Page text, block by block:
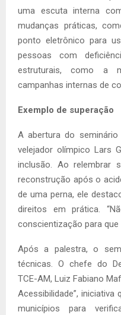
uma escuta interna
mudanças práticas,
ponto eletrônico para
pessoas com
estruturais, como a
campanhas internas de
Exemplo de superação
A abertura do
velejador olímpico Lars
inclusão. Ao relembrar
reconstrução após o
de uma perna, ele
direitos em prática.
conscientização para que
Após a palestra, o
técnicas. O chefe do
TCE-AM, Luiz Fabiano
Acessibilidade”, iniciativa
municípios para